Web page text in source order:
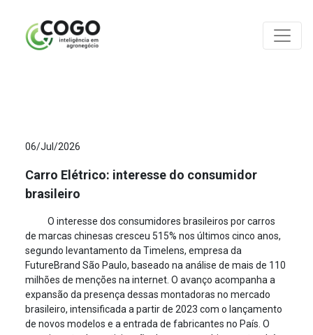
06/Jul/2026
Carro Elétrico: interesse do consumidor
brasileiro
O interesse dos consumidores brasileiros por carros
de marcas chinesas cresceu 515% nos últimos cinco anos,
segundo levantamento da Timelens, empresa da
FutureBrand São Paulo, baseado na análise de mais de 110
milhões de menções na internet. O avanço acompanha a
expansão da presença dessas montadoras no mercado
brasileiro, intensificada a partir de 2023 com o lançamento
de novos modelos e a entrada de fabricantes no País. O